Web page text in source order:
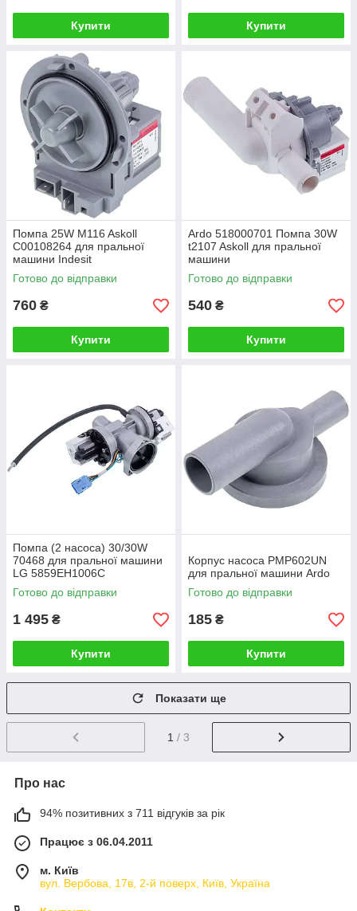
Купити Купити
Помпа 25W M116 Askoll
C00108264 для пральної
машини Indesit
Готово до відправки
760 ₴
Купити
Ardo 518000701 Помпа 30W
t2107 Askoll для пральної
машини
Готово до відправки
540 ₴
Купити
Помпа (2 насоса) 30/30W
70468 для пральної машини
LG 5859EH1006C
Готово до відправки
1 495 ₴
Купити
Корпус насоса PMP602UN
для пральної машини Ardo
Готово до відправки
185 ₴
Купити
Показати ще
1 / 3
Про нас
94% позитивних з 711 відгуків за рік
Працює з 06.04.2011
м. Київ
вул. Вербова, 17в, 2-й поверх, Київ, Україна